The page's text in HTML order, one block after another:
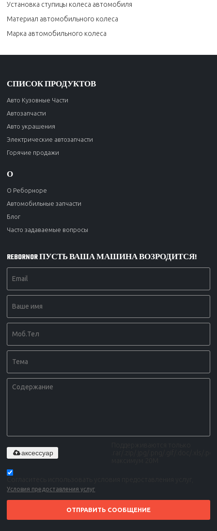
Установка ступицы колеса автомобиля
Материал автомобильного колеса
Марка автомобильного колеса
СПИСОК ПРОДУКТОВ
Авто Кузовные Части
Автозапчасти
Авто украшения
Электрические автозапчасти
Горячие продажи
О
О Реборноре
Автомобильные запчасти
Блог
Часто задаваемые вопросы
REBORNOR ПУСТЬ ВАША МАШИНА ВОЗРОДИТСЯ!
аксессуар
Условия предоставления услуг
ОТПРАВИТЬ СООБЩЕНИЕ